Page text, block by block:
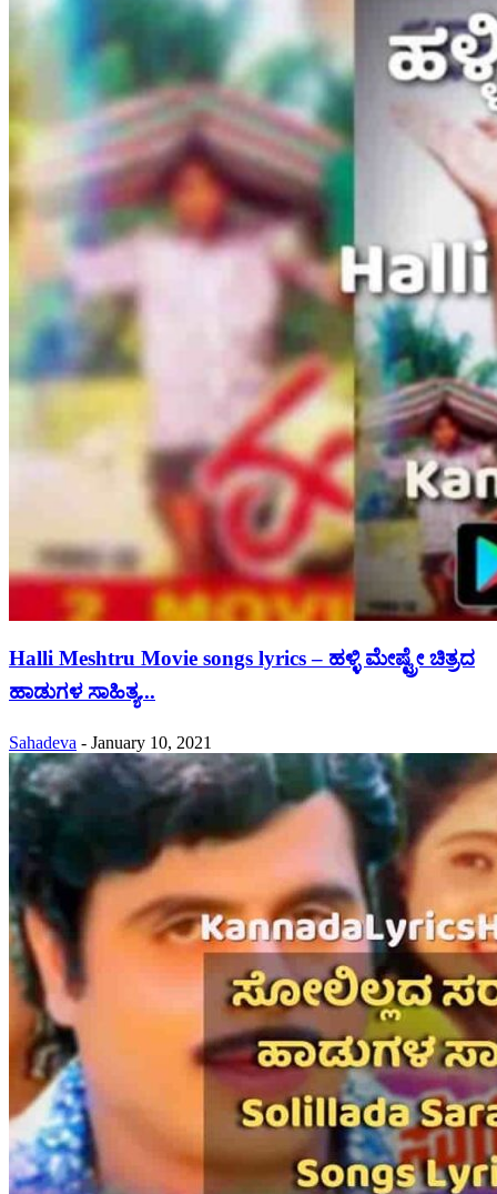
Halli Meshtru Movie songs lyrics – ಹಳ್ಳಿ ಮೇಷ್ಟ್ರೇ ಚಿತ್ರದ
ಹಾಡುಗಳ ಸಾಹಿತ್ಯ...
Sahadeva - January 10, 2021